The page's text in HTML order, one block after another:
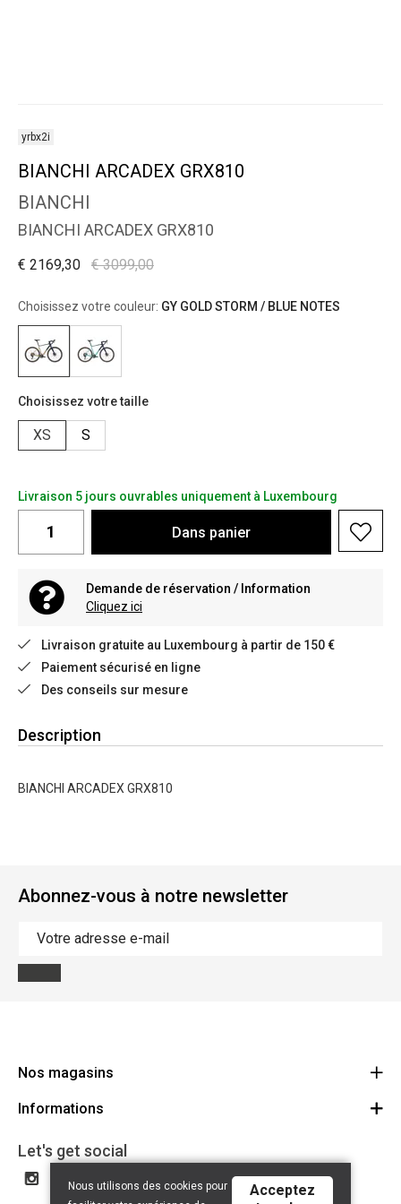
yrbx2i
BIANCHI ARCADEX GRX810
BIANCHI
BIANCHI ARCADEX GRX810
€ 3099,00
€ 2169,30
Choisissez votre couleur: GY GOLD STORM / BLUE NOTES
Choisissez votre taille
XS S
Livraison 5 jours ouvrables uniquement à Luxembourg
Dans panier
Demande de réservation / Information
Cliquez ici
Livraison gratuite au Luxembourg à partir de 150 €
Paiement sécurisé en ligne
Des conseils sur mesure
Description
BIANCHI ARCADEX GRX810
Abonnez-vous à notre newsletter
Nos magasins
Cycles Arnold Kontz Gare / Bonnevoie
+352 40 96 74 214 / +352 40 96 74 215
Informations
Conditions générales
Avertissement
Politique de confidentialité
Let's get social
Nous utilisons des cookies pour
Acceptez